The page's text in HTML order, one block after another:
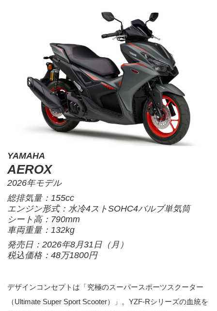
YAMAHA
AEROX
2026年モデル
総排気量：155cc
エンジン形式：水冷4ストSOHC4バルブ単気筒
シート高：790mm
車両重量：132kg
発売日：2026年8月31日（月）
税込価格：48万1800円
デザインコンセプトは「究極のスーパースポーツスクーター
（Ultimate Super Sport Scooter）」。YZF-Rシリーズの血統を